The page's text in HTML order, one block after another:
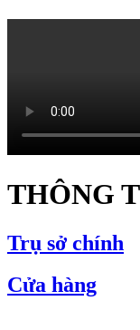
THÔNG
Trụ sở chính
Cửa hàng